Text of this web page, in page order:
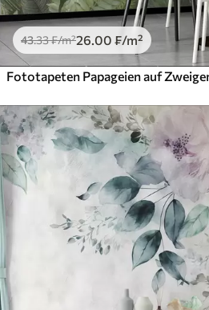
43.33₣/m²26.00 ₣/m²